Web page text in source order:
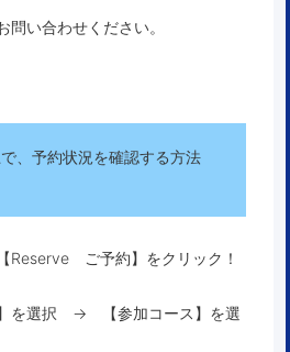
問い合わせください。
、予約状況を確認する方法
Reserve ご予約】をクリック！
】を選択 → 【参加コース】を選